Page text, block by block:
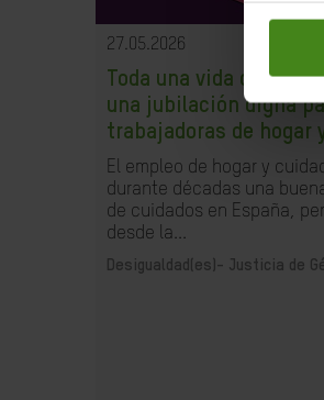
27.05.2026
Toda una vida
una jubilación digna
trabajadoras de hogar
El empleo de hogar y
durante décadas una
de cuidados en España,
desde la...
Desigualdad(es)- Justicia de